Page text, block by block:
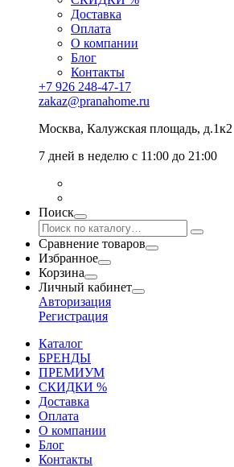
Доставка
Оплата
О компании
Блог
Контакты
+7 926 248-47-17
zakaz@pranahome.ru
Москва, Калужская площадь, д.1к2
7 дней в неделю с 11:00 до 21:00
Поиск
Сравнение товаров
Избранное
Корзина
Личный кабинет
Авторизация
Регистрация
Каталог
БРЕНДЫ
ПРЕМИУМ
СКИДКИ %
Доставка
Оплата
О компании
Блог
Контакты